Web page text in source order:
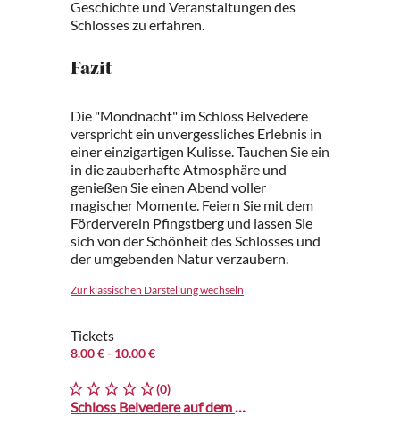
Geschichte und Veranstaltungen des
Schlosses zu erfahren.
Fazit
Die "Mondnacht" im Schloss Belvedere
verspricht ein unvergessliches Erlebnis in
einer einzigartigen Kulisse. Tauchen Sie ein
in die zauberhafte Atmosphäre und
genießen Sie einen Abend voller
magischer Momente. Feiern Sie mit dem
Förderverein Pfingstberg und lassen Sie
sich von der Schönheit des Schlosses und
der umgebenden Natur verzaubern.
Zur klassischen Darstellung wechseln
Tickets
8.00 €- 10.00 €
(0)
Schloss Belvedere auf dem Potsdamer Pfingstberg